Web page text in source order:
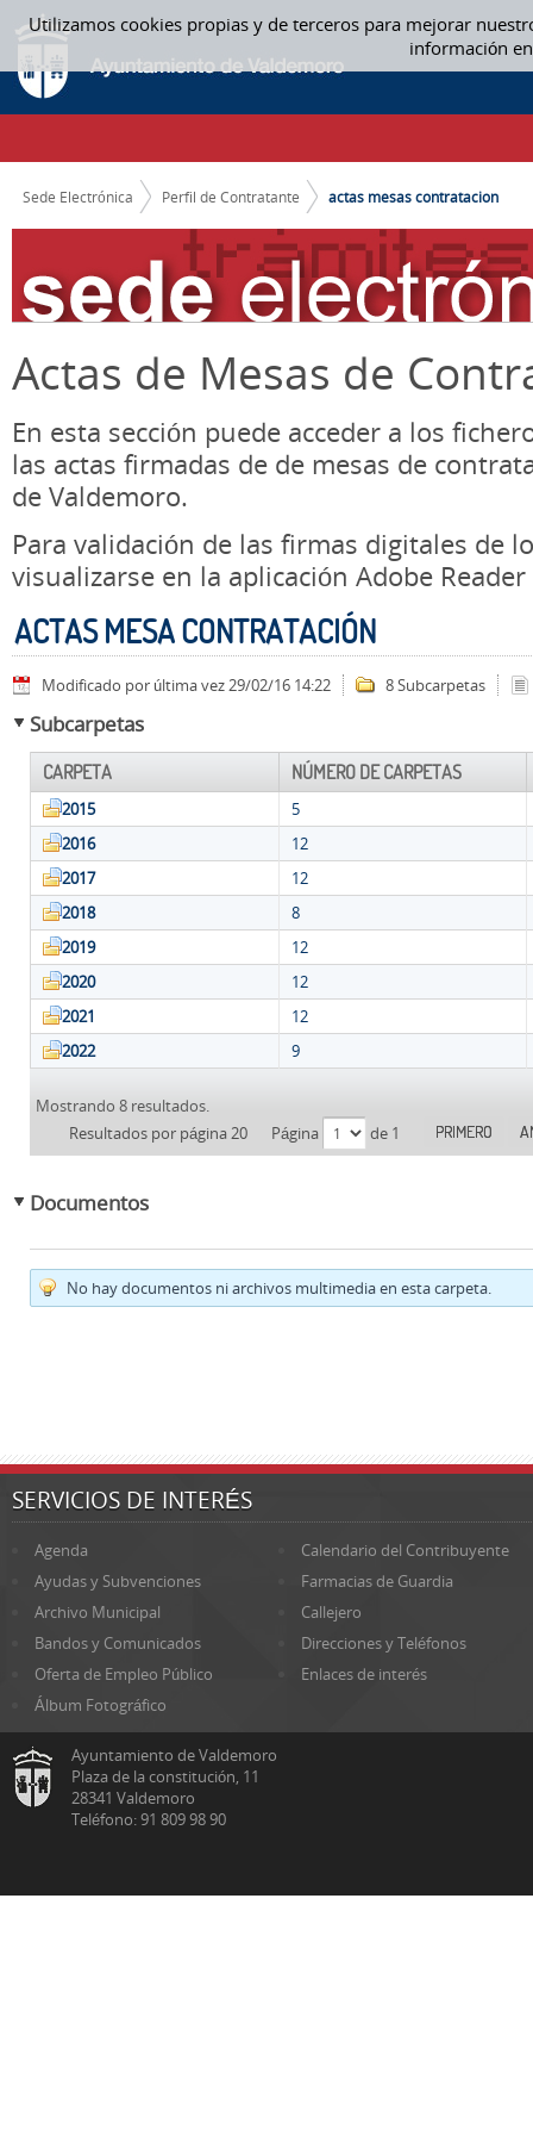
Utilizamos cookies propias y de terceros para mejorar
información
Saltar al contenido
ACTAS MESA CONTRATACIÓN - ACTAS MESAS CONTRATACION
CAMINO DE MIGAS
Sede Electrónica Perfil de Contratante actas mesas contratacion
Actas de Mesas de
En esta sección puede acceder a los
las actas firmadas de de mesas de
de Valdemoro.
Para validación de las firmas digitales de
visualizarse en la aplicación Adobe Reader
ACTAS MESA CONTRATACIÓN
Modificado por última vez 29/02/16 14:22 8 Subcarpetas
Subcarpetas
CARPETA NÚMERO DE CARPETAS
2015
5
2016
12
2017
12
2018
8
2019
12
2020
12
2021
12
2022
9
Mostrando 8 resultados.
Resultados por página 20
Página de 1 PRIMERO
Documentos
No hay documentos ni archivos multimedia en esta carpeta.
SERVICIOS DE INTERÉS
Agenda
Calendario del Contribuyente
Ayudas y Subvenciones
Farmacias de Guardia
Archivo Municipal
Callejero
Bandos y Comunicados
Direcciones y Teléfonos
Oferta de Empleo Público
Enlaces de interés
Álbum Fotográfico
Ayuntamiento de Valdemoro
Plaza de la constitución, 11
28341 Valdemoro
Teléfono: 91 809 98 90